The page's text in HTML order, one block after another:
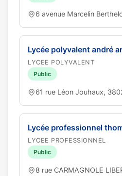
6 avenue Marcelin
Lycée polyvalent andré
LYCEE POLYVALENT
Public
61 rue Léon Jouhaux,
Lycée professionnel
LYCEE PROFESSIONNEL
Public
8 rue CARMAGNOLE